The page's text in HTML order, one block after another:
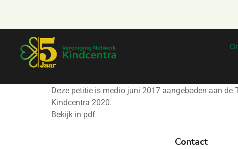
Deze petitie is medio juni 2017 aangeboden aan
Kindcentra 2020.
Bekijk in pdf
Contact